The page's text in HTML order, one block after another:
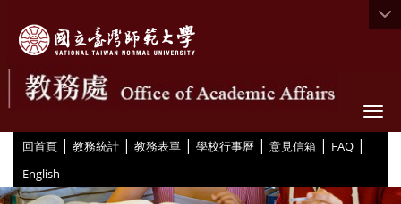
回首頁 | 教務統計 | 教務表單 | 學校行事曆 | 意見信箱 | FAQ |
English